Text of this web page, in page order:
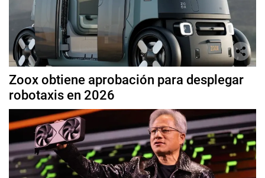
Zoox obtiene aprobación para desplegar
robotaxis en 2026